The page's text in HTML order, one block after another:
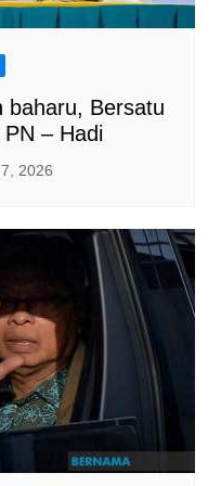
baharu, Bersatu
– Hadi
2026